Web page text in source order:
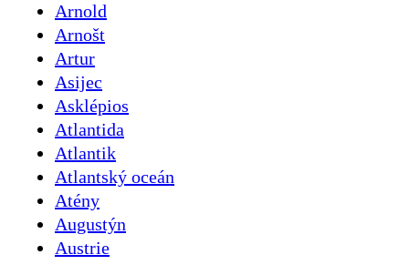
Arnold
Arnošt
Artur
Asijec
Asklépios
Atlantida
Atlantik
Atlantský oceán
Atény
Augustýn
Austrie